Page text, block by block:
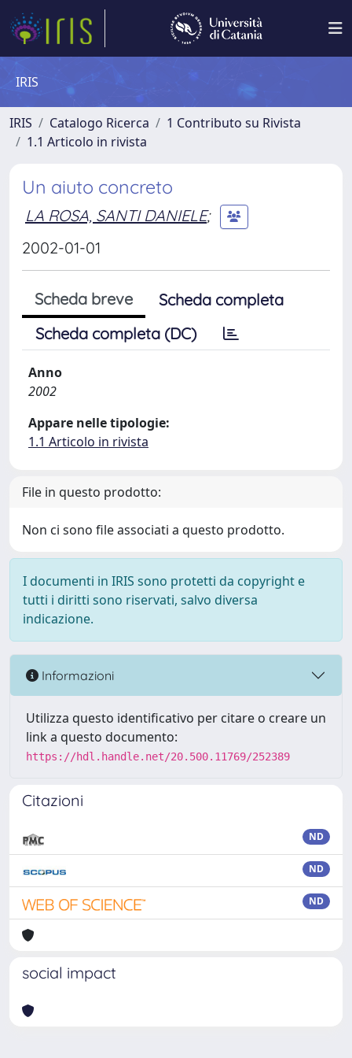
IRIS
IRIS Catalogo Ricerca
1 Contributo su Rivista
1.1 Articolo in rivista
Un aiuto concreto
LA ROSA, SANTI DANIELE;
2002-01-01
Scheda breve
Scheda completa
Scheda completa (DC)
Anno
2002
Appare nelle tipologie:
1.1 Articolo in rivista
File in questo prodotto:
Non ci sono file associati a questo prodotto.
I documenti in IRIS sono protetti da copyright e
tutti i diritti sono riservati, salvo diversa
indicazione.
Informazioni
Utilizza questo identificativo per citare o creare un
link a questo documento:
https://hdl.handle.net/20.500.11769/252389
Citazioni
ND
ND
ND
social impact